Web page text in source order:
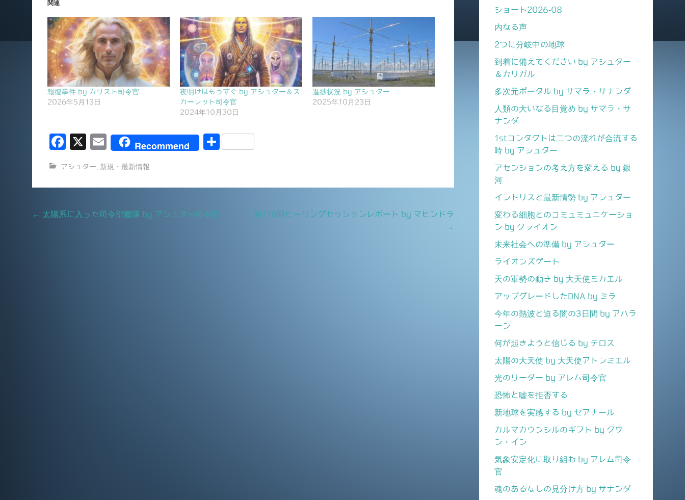
関連
報復事件 by カリスト司令官
2026年5月13日
夜明けはもうすぐ by アシュター＆ス
カーレット司令官
2024年10月30日
進捗状況 by アシュター
2025年10月23日
F
c
e
b
o
X
E
ai
l
Recommend
共
アシュター 新規・最新情報
Post
← 太陽系に入った司令部艦隊 by アシュター司令部
第116回ヒーリングセッションレポート by マヒンドラ
→
ショート2026-08
内なる声
2つに分岐中の地球
到着に備えてください by アシュター
＆カリガル
多次元ポータル by サマラ・サナンダ
人類の大いなる目覚め by サマラ・サ
ナンダ
1stコンタクトは二つの流れが合流する
時 by アシュター
アセンションの考え方を変える by 銀
河
イシドリスと最新情勢 by アシュター
変わる細胞とのコミュミュニケーショ
ン by クライオン
未来社会への準備 by アシュター
ライオンズゲート
天の軍勢の動き by 大天使ミカエル
アップグレードしたDNA by ミラ
今年の熱波と迫る闇の3日間 by アハラ
ーン
何が起きようと信じる by テロス
太陽の大天使 by 大天使アトンミエル
光のリーダー by アレム司令官
恐怖と嘘を拒否する
新地球を実感する by セアナール
カルマカウンシルのギフト by クワ
ン・イン
気象安定化に取り組む by アレム司令
官
魂のあるなしの見分け方 by サナンダ